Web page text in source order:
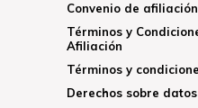
Convenio de afiliación
Términos y
Afiliación
Términos y
Derechos sobre